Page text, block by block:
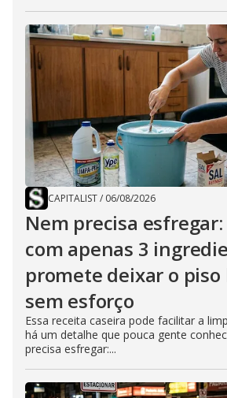
CAPITALIST/ 06/08/2026
Nem precisa
com apenas 3
promete deixar o
sem esforço
Essa receita caseira pode facilitar a
há um detalhe que pouca gente
precisa esfregar:...